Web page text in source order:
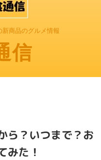
商品のグルメ情報
信
ら？いつまで？お
みた！